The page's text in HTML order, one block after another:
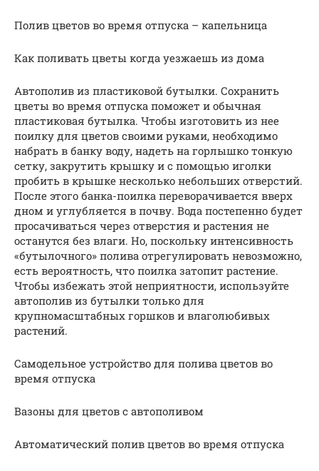
Полив цветов во время отпуска – капельница
Как поливать цветы когда уезжаешь из дома
Автополив из пластиковой бутылки. Сохранить
цветы во время отпуска поможет и обычная
пластиковая бутылка. Чтобы изготовить из нее
поилку для цветов своими руками, необходимо
набрать в банку воду, надеть на горлышко тонкую
сетку, закрутить крышку и с помощью иголки
пробить в крышке несколько небольших отверстий.
После этого банка-поилка переворачивается вверх
дном и углубляется в почву. Вода постепенно будет
просачиваться через отверстия и растения не
останутся без влаги. Но, поскольку интенсивность
«бутылочного» полива отрегулировать невозможно,
есть вероятность, что поилка затопит растение.
Чтобы избежать этой неприятности, используйте
автополив из бутылки только для
крупномасштабных горшков и влаголюбивых
растений.
Самодельное устройство для полива цветов во
время отпуска
Вазоны для цветов с автополивом
Автоматический полив цветов во время отпуска